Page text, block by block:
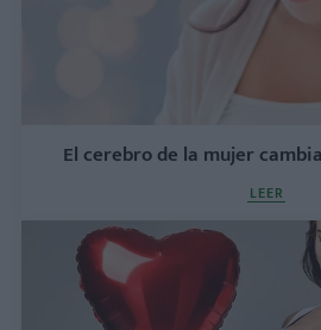
El cerebro de la mujer
LEER